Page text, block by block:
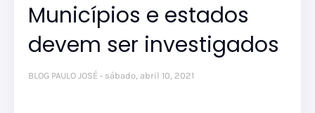
Municípios e estados
devem ser investigados
BLOG PAULO JOSÉ sábado, abril 10, 2021